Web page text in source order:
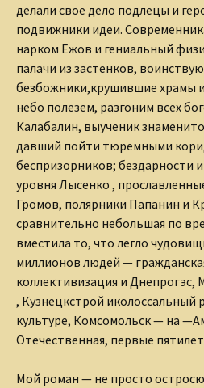
делали свое дело подлецы и
подвижники идеи.
нарком Ежов и гениальный
палачи из застенков,
безбожники,крушившие храмы
небо полезем, разгоним всех
Калабалин, выученик
давший пойти тюремными
беспризорников; бездарности
уровня Лысенко ,
Громов, полярники Папанин и
сравнительно небольшая по
вместила то, что легло
миллионов людей —
коллективизация и Днепрогэс,
, Кузнецкстрой иколоссальный
культуре, Комсомольск — на —
Отечественная, первые
Мой роман — не просто